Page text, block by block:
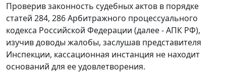
Проверив законность судебных актов в порядке
статей 284, 286 Арбитражного процессуального
кодекса Российской Федерации (далее - АПК РФ),
изучив доводы жалобы, заслушав представителя
Инспекции, кассационная инстанция не находит
оснований для ее удовлетворения.